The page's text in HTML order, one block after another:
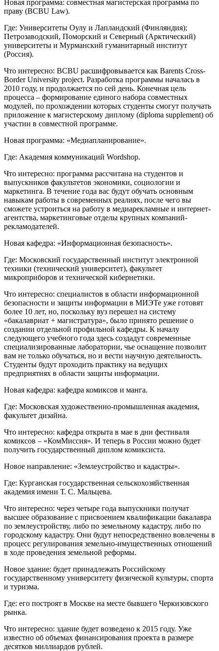
Новая программа: совместная магистерская программа по
праву (BCBU Law).
Где: Университеты Оулу и Лапландский (Финляндия);
Петрозаводский, Поморский и Северный (Арктический)
университеты и Мурманский гуманитарный институт
(Россия).
Что интересно: BCBU расшифровывается как Barents Cross-
Border University project. Разработка программы началась в
2010 году, и продолжается по сей день. Конечная цель
процесса – формирование единого набора совместных
модулей, по прохождении которых студенты смогут получать
приложение к магистерскому диплому (diploma supplement) об
участии в совместной программе.
Новая программа: «Медиапланирование».
Где: Академия коммуникаций Wordshop.
Что интересно: программа рассчитана на студентов и
выпускников факультетов экономики, социологии и
маркетинга. В течение года вас будут обучать основным
навыкам работы в современных реалиях, после чего вы
сможете устроиться на работу в медиарекламные и интернет-
агентства, маркетинговые отделы крупных компаний-
рекламодателей.
Новая кафедра: «Информационная безопасность».
Где: Московский государственный институт электронной
техники (технический университет), факультет
микроприборов и технической кибернетики.
Что интересно: специалистов в области информационной
безопасности и защиты информации в МИЭТе уже готовят
более 10 лет, но, поскольку вуз перешел на систему
«бакалавриат + магистратура», было принято решение о
создании отдельной профильной кафедры. К началу
следующего учебного года здесь создадут современные
специализированные лаборатории, чье оснащение позволит
вам не только обучаться, но и вести научную деятельность.
Студенты будут проходить практику на ведущих
предприятиях в области защиты информации.
Новая кафедра: кафедра комиксов и манга.
Где: Московская художественно-промышленная академия,
факультет дизайна.
Что интересно: кафедра открыта в мае в дни фестиваля
комиксов – «КомМиссия». И теперь в России можно будет
получить государственный диплом комиксиста.
Новое направление: «Землеустройство и кадастры».
Где: Курганская государственная сельскохозяйственная
академия имени Т. С. Мальцева.
Что интересно: через четыре года выпускники получат
высшее образование с присвоением квалификации бакалавра
по землеустройству, либо по земельному кадастру, либо по
городскому кадастру. Они будут непосредственно вовлечены в
процесс регулирования земельно-имущественных отношений
в ходе проведения земельной реформы.
Новое здание: будет принадлежать Российскому
государственному университету физической культуры, спорта
и туризма.
Где: его построят в Москве на месте бывшего Черкизовского
рынка.
Что интересно: здание будет возведено к 2015 году. Уже
известно об объемах финансирования проекта в размере
десятков миллиардов рублей.